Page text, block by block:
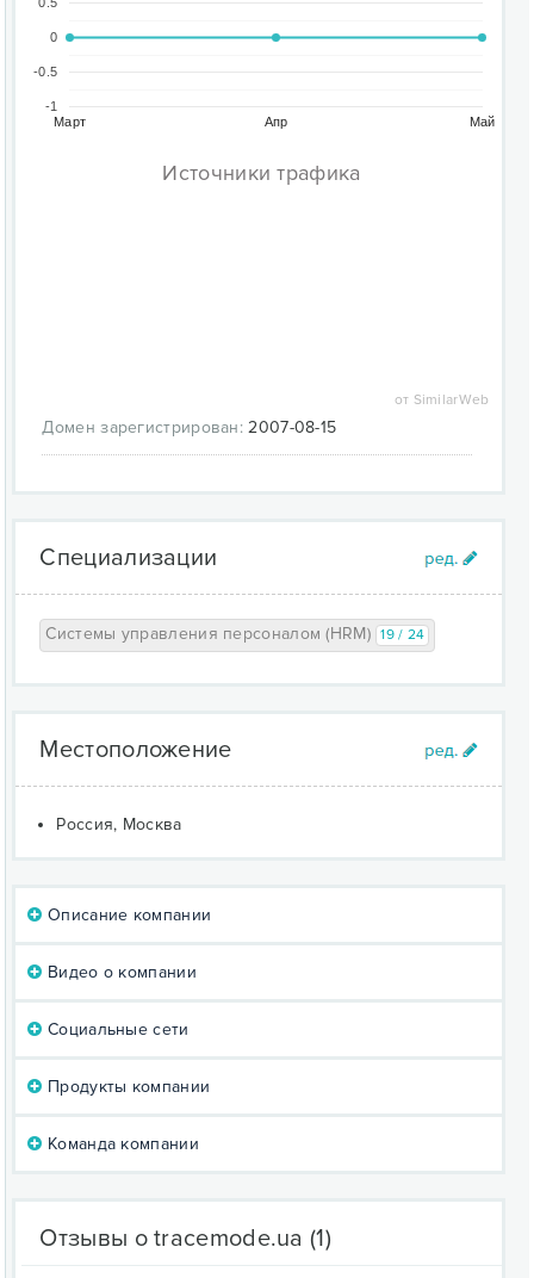
Март Апр Май
-1
-0.5
0
Источники трафика
от SimilarWeb
Домен зарегистрирован: 2007-08-15
Специализации
Системы управления персоналом (HRM) 19 / 24
Местоположение
Россия, Москва
Описание компании
Видео о компании
Социальные сети
Продукты компании
Команда компании
Отзывы о tracemode.ua (1)